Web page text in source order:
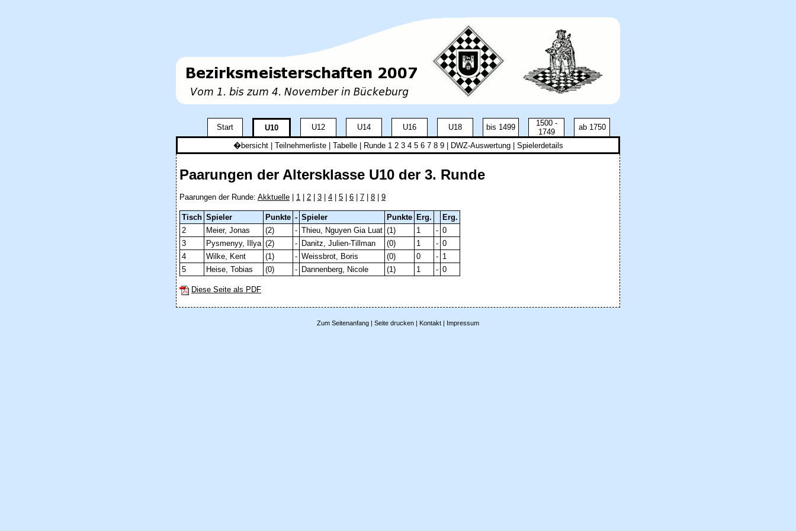
Start U10 U12 U14 U16 U18 bis 1499
1500 -
1749
ab 1750
�bersicht| Teilnehmerliste| Tabelle| Runde 1 2 3 4 5 6 7 8 9| DWZ-Auswertung| Spielerdetails
Paarungen der Altersklasse U10 der 3. Runde
Paarungen der Runde: Akktuelle 1 2 3 4 5 6 7 8 9
Tisch Spieler Punkte - Spieler Punkte Erg.
Erg.
2
Meier, Jonas (2) - Thieu, Nguyen Gia Luat (1) 1 - 0
3
Pysmenyy, Illya (2) - Danitz, Julien-Tillman (0) 1 - 0
4
Wilke, Kent (1) - Weissbrot, Boris (0) 0 - 1
5
Heise, Tobias (0) - Dannenberg, Nicole (1) 1 - 0
Diese Seite als PDF
Zum Seitenanfang | Seite drucken | Kontakt | Impressum